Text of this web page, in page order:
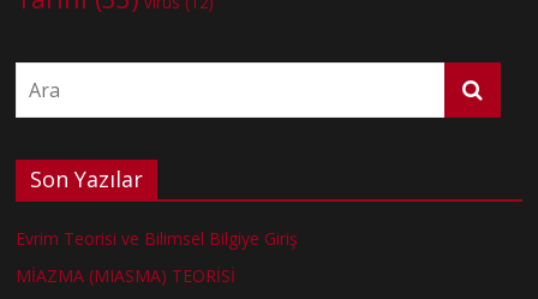
Son Yazılar
Evrim Teorisi ve Bilimsel Bilgiye Giriş
MİAZMA (MIASMA) TEORİSİ